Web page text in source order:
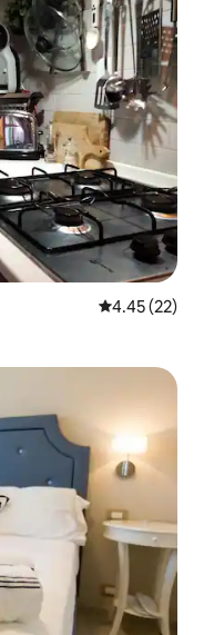
レビュー22
4.45 (22)